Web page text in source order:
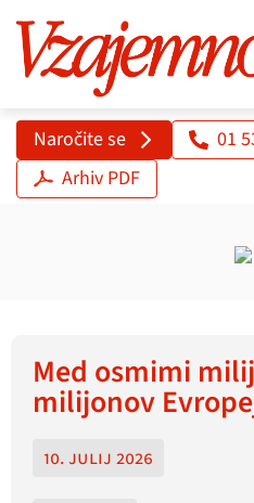
Naročite se
01
Arhiv PDF
Med osmimi
milijonov
10. julij 2026